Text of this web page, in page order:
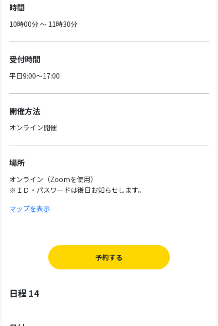
時間
10時00分 ～ 11時30分
受付時間
平日9:00～17:00
開催方法
オンライン開催
場所
オンライン（Zoomを使用）
※ＩＤ・パスワードは後日お知らせします。
マップを表示
予約する
日程 14